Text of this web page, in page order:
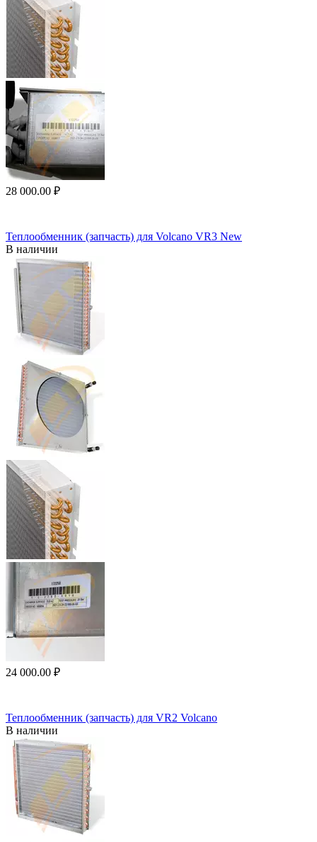
28 000.00 ₽
Теплообменник (запчасть) для Volcano VR3 New
В наличии
24 000.00 ₽
Теплообменник (запчасть) для VR2 Volcano
В наличии